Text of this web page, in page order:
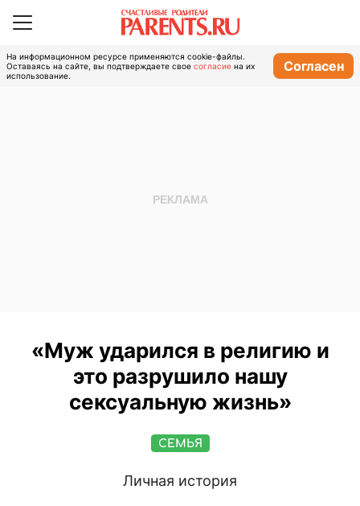
На информационном ресурсе применяются cookie-файлы.
Оставаясь на сайте, вы подтверждаете свое согласие на их
использование.
Согласен
«Муж ударился в религию и
это разрушило нашу
сексуальную жизнь»
СЕМЬЯ
Личная история